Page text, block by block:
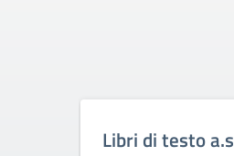
Libri di testo